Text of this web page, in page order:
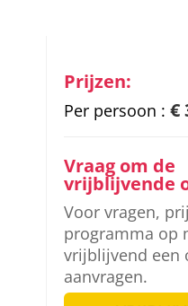
Prijzen:
Per persoon :€
Vraag om de
vrijblijvende
Voor vragen,
programma op
vrijblijvend een
aanvragen.